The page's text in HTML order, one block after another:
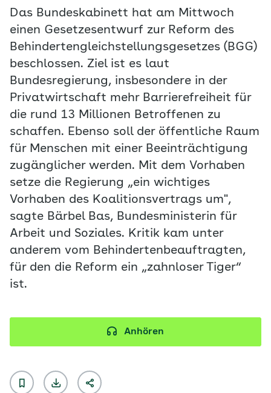
Das Bundeskabinett hat am Mittwoch
einen Gesetzesentwurf zur Reform des
Behindertengleichstellungsgesetzes (BGG)
beschlossen. Ziel ist es laut
Bundesregierung, insbesondere in der
Privatwirtschaft mehr Barrierefreiheit für
die rund 13 Millionen Betroffenen zu
schaffen. Ebenso soll der öffentliche Raum
für Menschen mit einer Beeinträchtigung
zugänglicher werden. Mit dem Vorhaben
setze die Regierung „ein wichtiges
Vorhaben des Koalitionsvertrags um",
sagte Bärbel Bas, Bundesministerin für
Arbeit und Soziales. Kritik kam unter
anderem vom Behindertenbeauftragten,
für den die Reform ein „zahnloser Tiger“
ist.
Anhören